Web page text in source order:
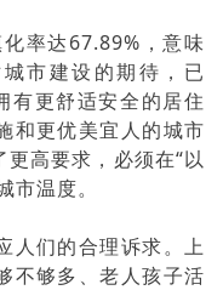
率达67.89%，意味
市建设的期待，已
有更舒适安全的居住
和更优美宜人的城市
高要求，必须在“以
市温度。
人们的合理诉求。上
不够多、老人孩子活